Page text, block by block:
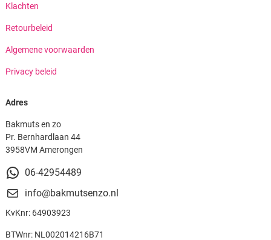
Klachten
Retourbeleid
Algemene voorwaarden
Privacy beleid
Adres
Bakmuts en zo
Pr. Bernhardlaan 44
3958VM Amerongen
06-42954489
info@bakmutsenzo.nl
KvKnr: 64903923
BTWnr: NL002014216B71